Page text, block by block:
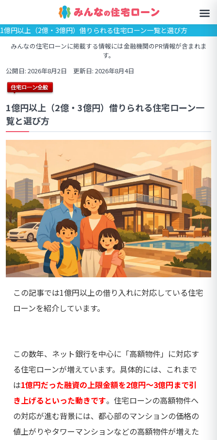
1億円以上（2億・3億円）借りられる住宅ローン一覧と選び方
みんなの住宅ローンに掲載する情報には金融機関のPR情報が含まれま
す。
公開日: 2026年8月2日 更新日: 2026年8月4日
1億円以上（2億・3億円）借りられる住宅ローン一
覧と選び方
この記事では1億円以上の借り入れに対応している住宅
ローンを紹介しています。
この数年、ネット銀行を中心に「高額物件」に対応す
る住宅ローンが増えています。具体的には、これまで
は1億円だった融資の上限金額を2億円～3億円まで引
き上げるといった動きです。住宅ローンの高額物件へ
の対応が進む背景には、都心部のマンションの価格の
値上がりやタワーマンションなどの高額物件が増えた